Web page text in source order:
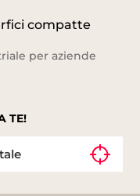
compatte
per aziende
TE!